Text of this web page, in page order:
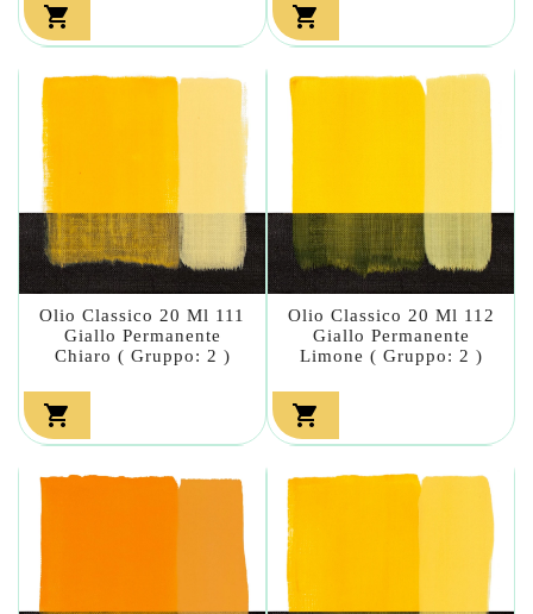
 
Olio Classico 20 Ml 111
Giallo Permanente
Chiaro ( Gruppo: 2 )

Olio Classico 20 Ml 112
Giallo Permanente
Limone ( Gruppo: 2 )
